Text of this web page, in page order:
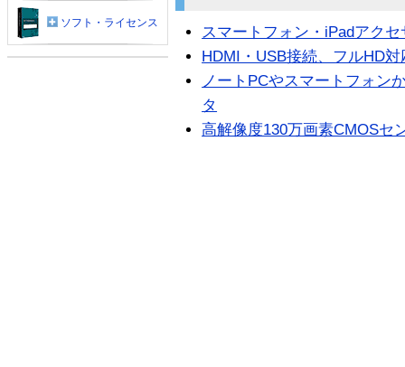
スマートフォン・iPadアク
HDMI・USB接続、フルHD
ノートPCやスマートフォン
タ
高解像度130万画素CMOSセ
ソフト・ライセンス